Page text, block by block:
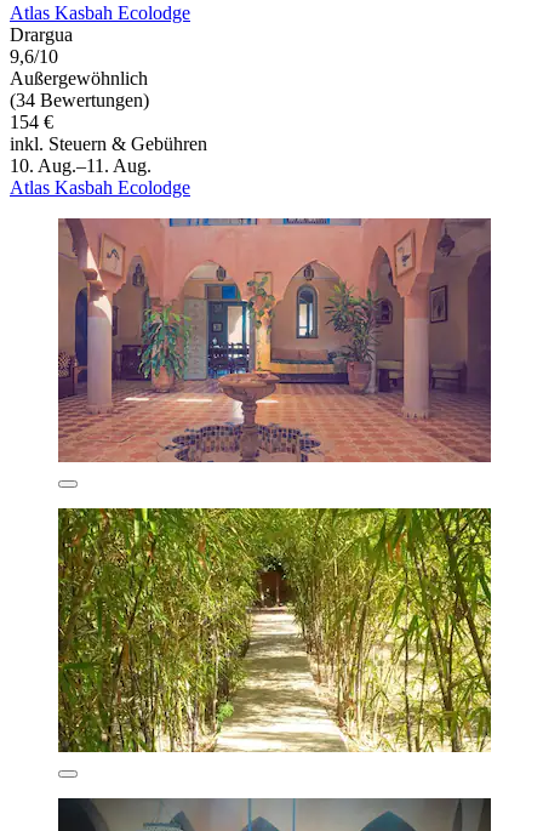
Atlas Kasbah Ecolodge
Drargua
9,6/10
Außergewöhnlich
(34 Bewertungen)
154 €
inkl. Steuern & Gebühren
10. Aug.–11. Aug.
Atlas Kasbah Ecolodge